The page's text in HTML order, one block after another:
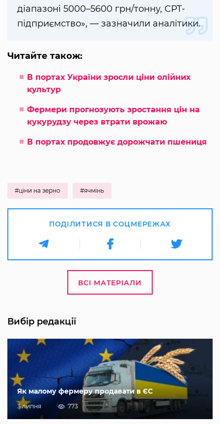
діапазоні 5000–5600 грн/тонну, СРТ-
підприємство», — зазначили аналітики.
Читайте також:
В портах України зросли ціни олійних
культур
Фермери прогнозують зростання цін на
кукурудзу через втрати врожаю
В портах продовжує дорожчати пшениця
#ціни на зерно #ячмінь
ПОДІЛИТИСЯ В СОЦМЕРЕЖАХ
ВСІ МАТЕРІАЛИ
Вибір редакції
Як малому фермеру продавати в ЄС
3 липня 773